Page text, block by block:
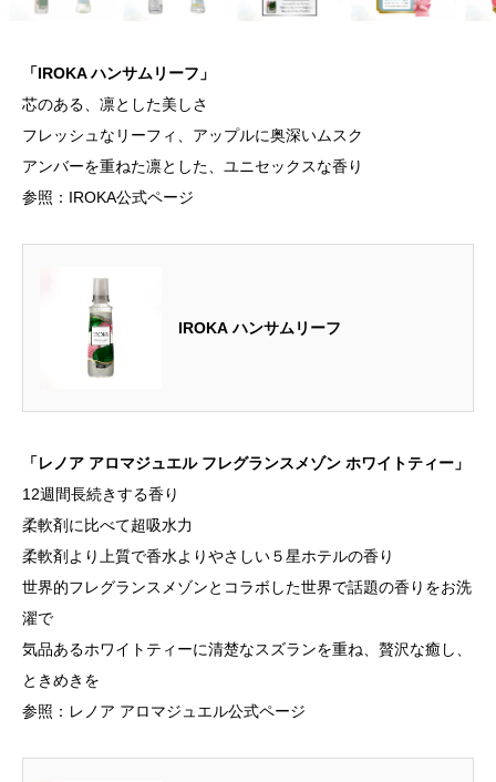
「IROKA ハンサムリーフ」
芯のある、凛とした美しさ
フレッシュなリーフィ、アップルに奥深いムスク
アンバーを重ねた凛とした、ユニセックスな香り
参照：IROKA公式ページ
IROKA ハンサムリーフ
「レノア アロマジュエル フレグランスメゾン ホワイトティー」
12週間長続きする香り
柔軟剤に比べて超吸水力
柔軟剤より上質で香水よりやさしい５星ホテルの香り
世界的フレグランスメゾンとコラボした世界で話題の香りをお洗
濯で
気品あるホワイトティーに清楚なスズランを重ね、贅沢な癒し、
ときめきを
参照：レノア アロマジュエル公式ページ